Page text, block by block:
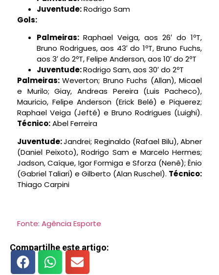
Juventude:Rodrigo Sam
Gols:
Palmeiras: Raphael Veiga, aos 26′ do 1ºT,
Bruno Rodrigues, aos 43′ do 1ºT, Bruno Fuchs,
aos 3′ do 2ºT, Felipe Anderson, aos 10′ do 2ºT
Juventude:Rodrigo Sam, aos 30′ do 2ºT
Palmeiras:Weverton; Bruno Fuchs (Allan), Micael
e Murilo; Giay, Andreas Pereira (Luis Pacheco),
Mauricio, Felipe Anderson (Erick Belé) e Piquerez;
Raphael Veiga (Jefté) e Bruno Rodrigues (Luighi).
Técnico:Abel Ferreira
Juventude:Jandrei; Reginaldo (Rafael Bilu), Abner
(Daniel Peixoto), Rodrigo Sam e Marcelo Hermes;
Jadson, Caíque, Igor Formiga e Sforza (Nenê); Ênio
(Gabriel Taliari) e Gilberto (Alan Ruschel). Técnico:
Thiago Carpini
Fonte: Agência Esporte
Compartilhe este artigo: